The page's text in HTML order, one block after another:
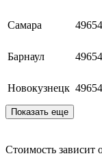
Самара
Барнаул
Новокузнецк
Показать еще
Стоимость зависит